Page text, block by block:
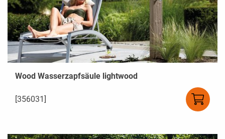
Wood Wasserzapfsäule lightwood
[356031]